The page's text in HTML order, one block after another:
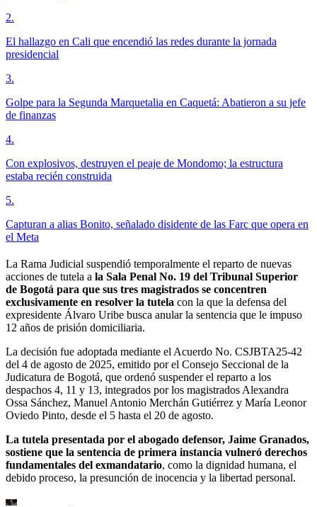
2.
El hallazgo en Cali que encendió las redes durante la jornada
presidencial
3.
Golpe para la Segunda Marquetalia en Caquetá: Abatieron a su jefe
de finanzas
4.
Con explosivos, destruyen el peaje de Mondomo; la estructura
estaba recién construida
5.
Capturan a alias Bonito, señalado disidente de las Farc que opera en
el Meta
La Rama Judicial suspendió temporalmente el reparto de nuevas
acciones de tutela a la Sala Penal No. 19 del Tribunal Superior
de Bogotá para que sus tres magistrados se concentren
exclusivamente en resolver la tutela con la que la defensa del
expresidente Álvaro Uribe busca anular la sentencia que le impuso
12 años de prisión domiciliaria.
La decisión fue adoptada mediante el Acuerdo No. CSJBTA25-42
del 4 de agosto de 2025, emitido por el Consejo Seccional de la
Judicatura de Bogotá, que ordenó suspender el reparto a los
despachos 4, 11 y 13, integrados por los magistrados Alexandra
Ossa Sánchez, Manuel Antonio Merchán Gutiérrez y María Leonor
Oviedo Pinto, desde el 5 hasta el 20 de agosto.
La tutela presentada por el abogado defensor, Jaime Granados,
sostiene que la sentencia de primera instancia vulneró derechos
fundamentales del exmandatario, como la dignidad humana, el
debido proceso, la presunción de inocencia y la libertad personal.